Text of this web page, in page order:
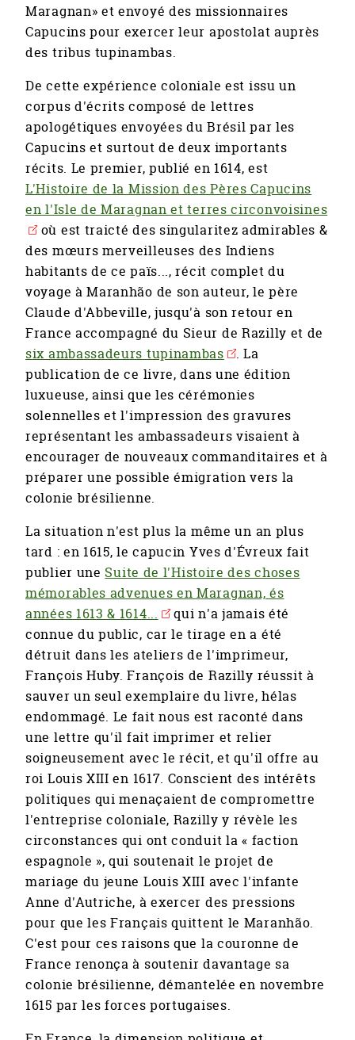
Maragnan» et envoyé des missionnaires
Capucins pour exercer leur apostolat auprès
des tribus tupinambas.
De cette expérience coloniale est issu un
corpus d'écrits composé de lettres
apologétiques envoyées du Brésil par les
Capucins et surtout de deux importants
récits. Le premier, publié en 1614, est
L'Histoire de la Mission des Pères Capucins
en l'Isle de Maragnan et terres circonvoisines
où est traicté des singularitez admirables &
des mœurs merveilleuses des Indiens
habitants de ce païs..., récit complet du
voyage à Maranhão de son auteur, le père
Claude d'Abbeville, jusqu'à son retour en
France accompagné du Sieur de Razilly et de
six ambassadeurs tupinambas
. La
publication de ce livre, dans une édition
luxueuse, ainsi que les cérémonies
solennelles et l'impression des gravures
représentant les ambassadeurs visaient à
encourager de nouveaux commanditaires et à
préparer une possible émigration vers la
colonie brésilienne.
La situation n'est plus la même un an plus
tard : en 1615, le capucin Yves d'Évreux fait
publier une Suite de l'Histoire des choses
mémorables advenues en Maragnan, és
années 1613 & 1614...
qui n'a jamais été
connue du public, car le tirage en a été
détruit dans les ateliers de l'imprimeur,
François Huby. François de Razilly réussit à
sauver un seul exemplaire du livre, hélas
endommagé. Le fait nous est raconté dans
une lettre qu'il fait imprimer et relier
soigneusement avec le récit, et qu'il offre au
roi Louis XIII en 1617. Conscient des intérêts
politiques qui menaçaient de compromettre
l'entreprise coloniale, Razilly y révèle les
circonstances qui ont conduit la « faction
espagnole », qui soutenait le projet de
mariage du jeune Louis XIII avec l'infante
Anne d'Autriche, à exercer des pressions
pour que les Français quittent le Maranhão.
C'est pour ces raisons que la couronne de
France renonça à soutenir davantage sa
colonie brésilienne, démantelée en novembre
1615 par les forces portugaises.